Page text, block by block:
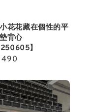
花花藏在個性的平
背心
】
490